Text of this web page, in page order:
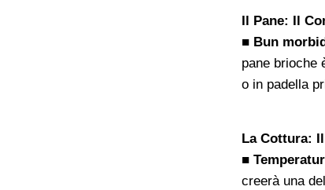
Il Pane: Il
■ Bun
pane brioche
o in padella
La Cottura:
■
creerà una